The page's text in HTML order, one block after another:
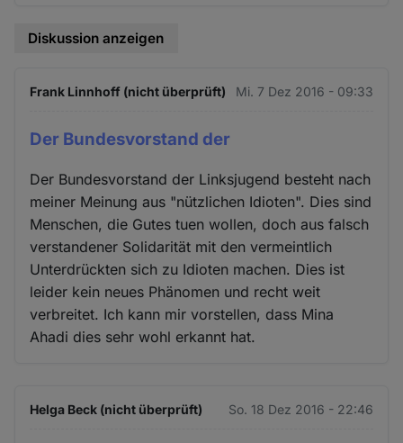
Diskussion anzeigen
Frank Linnhoff (nicht überprüft) Mi. 7 Dez 2016 - 09:33
Der Bundesvorstand der
Der Bundesvorstand der Linksjugend besteht nach
meiner Meinung aus "nützlichen Idioten". Dies sind
Menschen, die Gutes tuen wollen, doch aus falsch
verstandener Solidarität mit den vermeintlich
Unterdrückten sich zu Idioten machen. Dies ist
leider kein neues Phänomen und recht weit
verbreitet. Ich kann mir vorstellen, dass Mina
Ahadi dies sehr wohl erkannt hat.
Helga Beck (nicht überprüft) So. 18 Dez 2016 - 22:46